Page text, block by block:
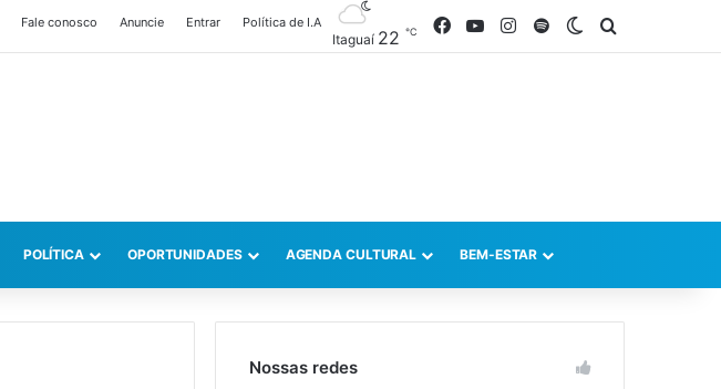
Fale conosco Anuncie Entrar Política de I.A
Itaguaí 22 ℃ FacebookYouTubeInstagram
SpotifySwitch skin
POLÍTICA OPORTUNIDADES AGENDA CULTURAL BEM-ESTAR
Nossas redes